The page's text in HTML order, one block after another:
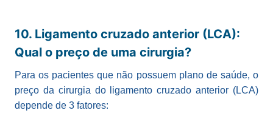
10. Ligamento cruzado anterior (LCA):
Qual o preço de uma cirurgia?
Para os pacientes que não possuem plano de saúde, o
preço da cirurgia do ligamento cruzado anterior (LCA)
depende de 3 fatores: